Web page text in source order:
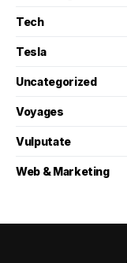
Tech
Tesla
Uncategorized
Voyages
Vulputate
Web & Marketing